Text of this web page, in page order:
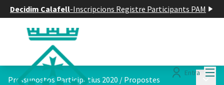
Decidim Calafell-Inscripcions Registre Participants PAM
Entra
Pressupostos Participatius 2020 / Propostes